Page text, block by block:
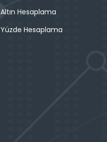
Altın Hesaplama
Yüzde Hesaplama